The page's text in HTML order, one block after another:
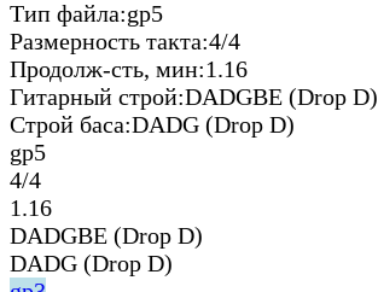
Тип файла:gp5
Размерность такта:4/4
Продолж-сть, мин:1.16
Гитарный строй:DADGBE (Drop D)
Строй баса:DADG (Drop D)
gp5
4/4
1.16
DADGBE (Drop D)
DADG (Drop D)